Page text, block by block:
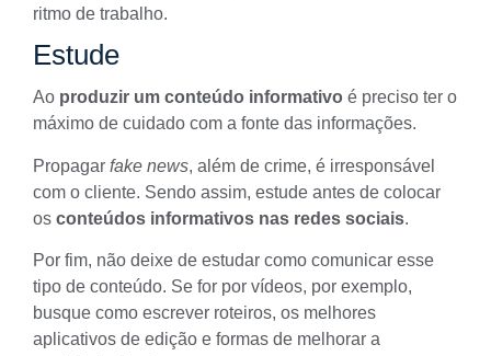
ritmo de trabalho.
Estude
Ao produzir um conteúdo informativo é preciso ter o
máximo de cuidado com a fonte das informações.
Propagar fake news, além de crime, é irresponsável
com o cliente. Sendo assim, estude antes de colocar
os conteúdos informativos nas redes sociais.
Por fim, não deixe de estudar como comunicar esse
tipo de conteúdo. Se for por vídeos, por exemplo,
busque como escrever roteiros, os melhores
aplicativos de edição e formas de melhorar a